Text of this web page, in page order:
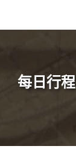
每日行程